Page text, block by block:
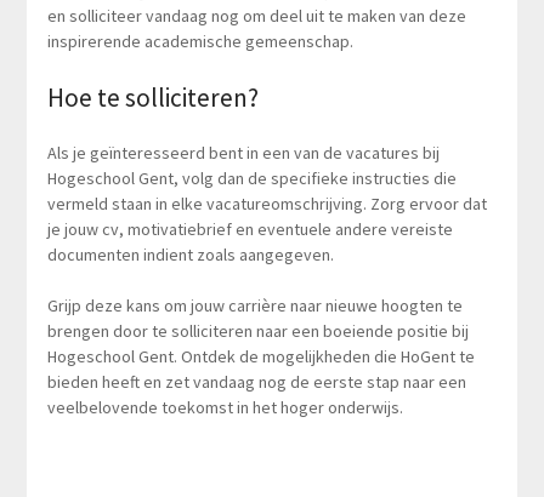
en solliciteer vandaag nog om deel uit te maken van deze
inspirerende academische gemeenschap.
Hoe te solliciteren?
Als je geïnteresseerd bent in een van de vacatures bij
Hogeschool Gent, volg dan de specifieke instructies die
vermeld staan in elke vacatureomschrijving. Zorg ervoor dat
je jouw cv, motivatiebrief en eventuele andere vereiste
documenten indient zoals aangegeven.
Grijp deze kans om jouw carrière naar nieuwe hoogten te
brengen door te solliciteren naar een boeiende positie bij
Hogeschool Gent. Ontdek de mogelijkheden die HoGent te
bieden heeft en zet vandaag nog de eerste stap naar een
veelbelovende toekomst in het hoger onderwijs.